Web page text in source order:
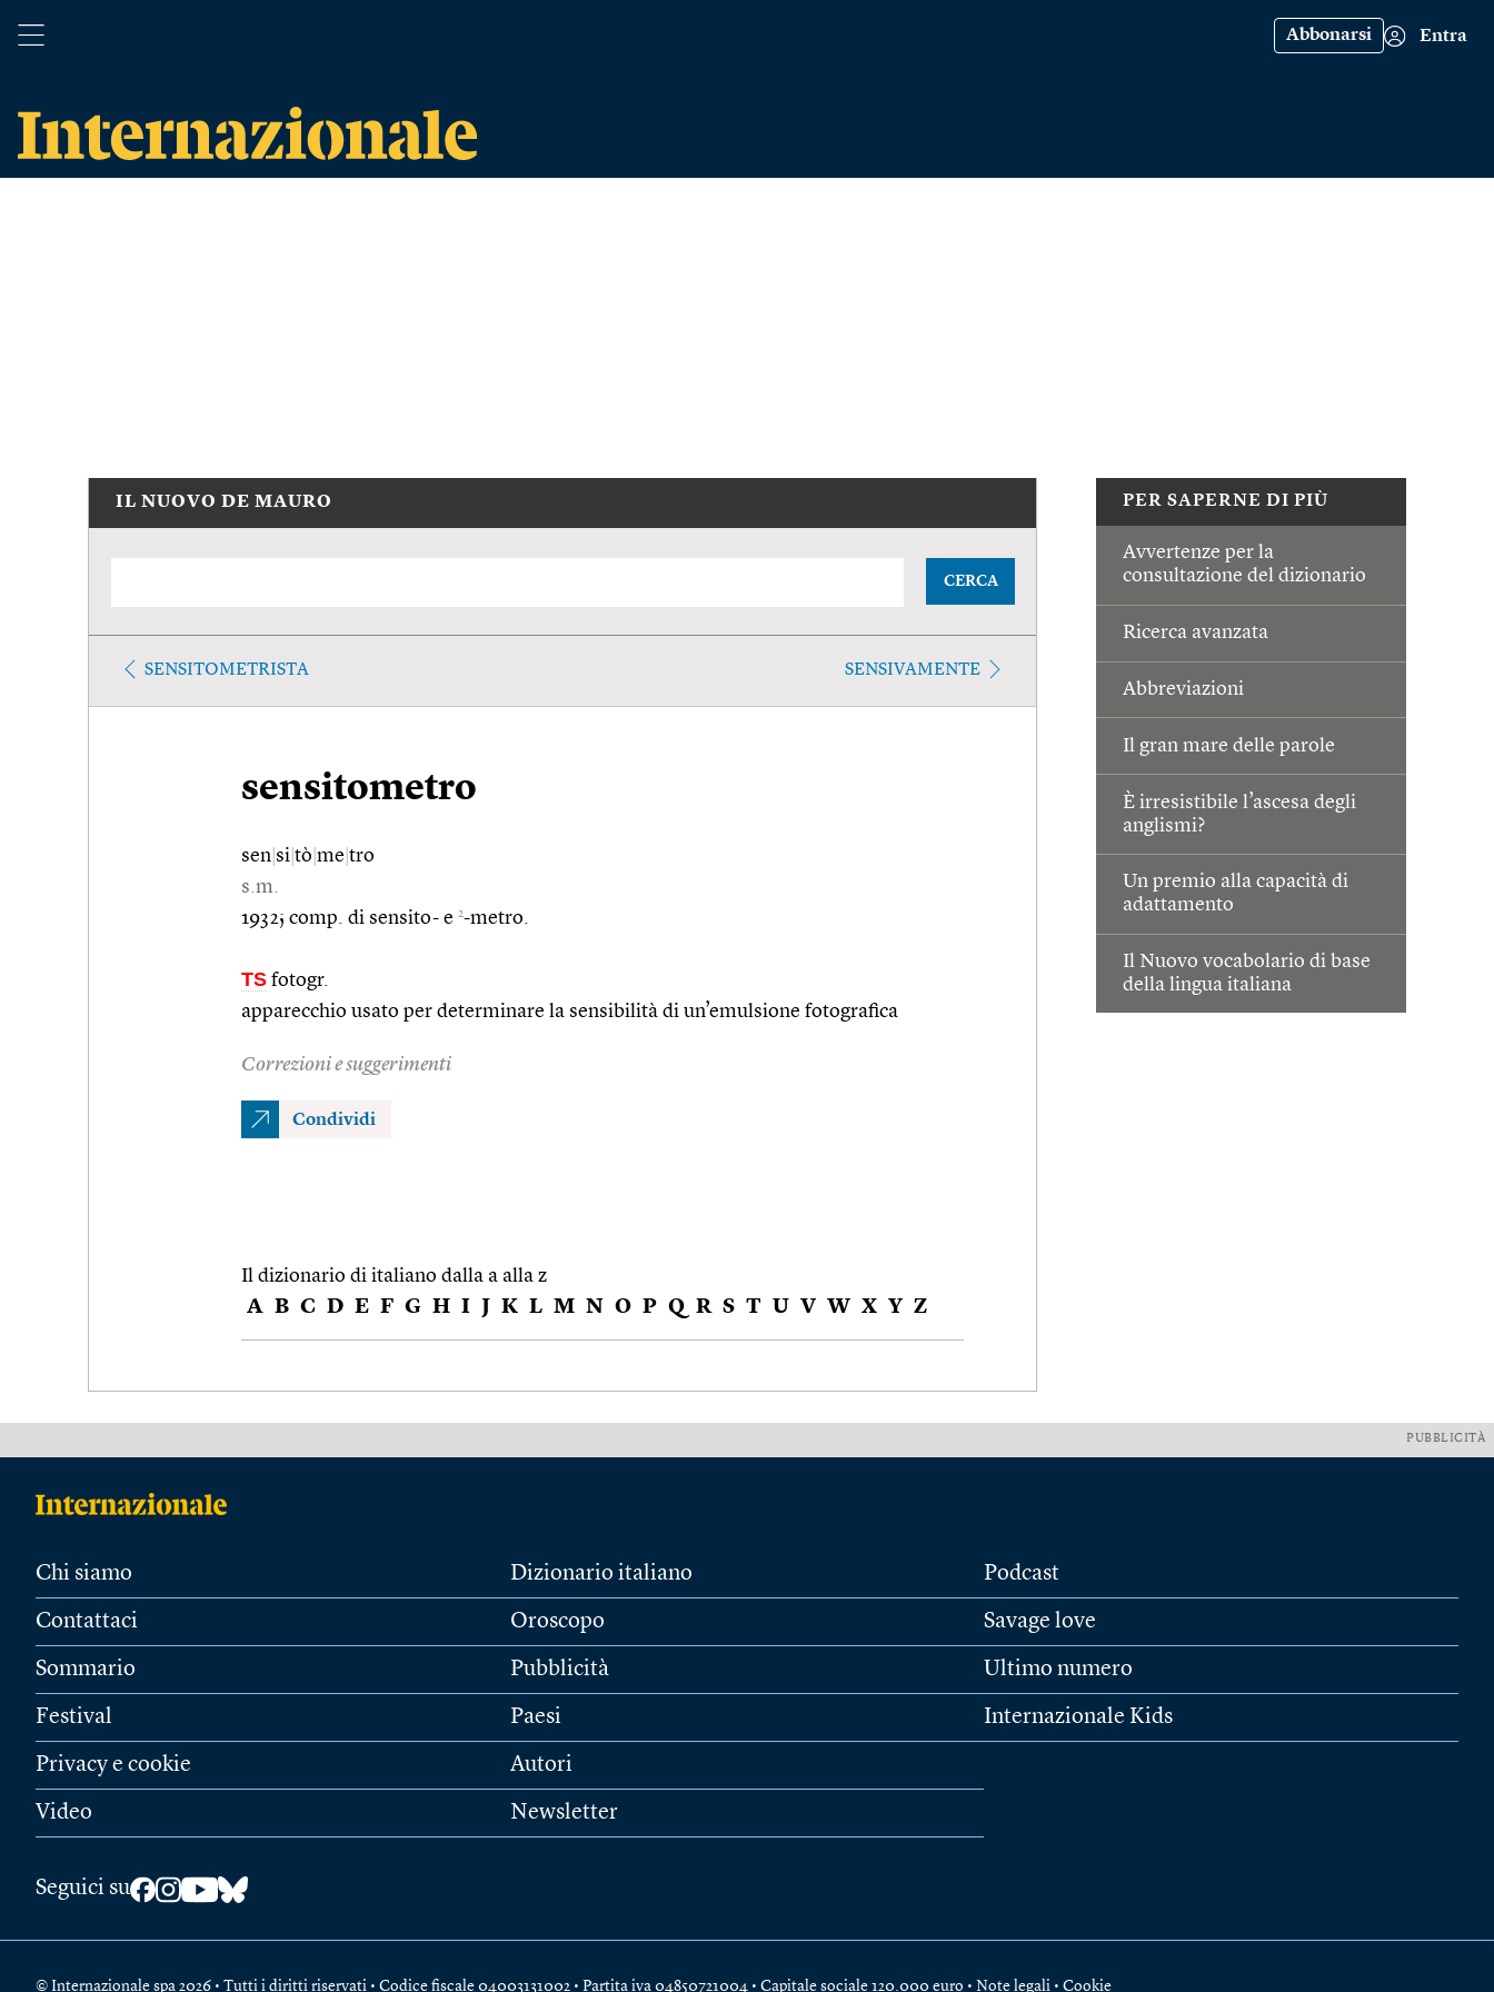
Abbonarsi Entra
PER SAPERNE DI PIÙ
Avvertenze per la
consultazione del dizionario
Ricerca avanzata
Abbreviazioni
Il gran mare delle parole
È irresistibile l’ascesa degli
anglismi?
Un premio alla capacità di
adattamento
Il Nuovo vocabolario di base
della lingua italiana
IL NUOVO DE MAURO
CERCA
SENSITOMETRISTA SENSIVAMENTE
sensitometro
sen si tò me tro
s.m.
1932; comp. di sensito- e 2-metro.
TS fotogr.
apparecchio usato per determinare la sensibilità di un’emulsione fotografica
Correzioni e suggerimenti
Condividi
Il dizionario di italiano dalla a alla z
A B C D E F G H I J K L M N O P Q R S T U V W X Y Z
PUBBLICITÀ
Chi siamo
Contattaci
Sommario
Festival
Privacy e cookie
Video
Dizionario italiano
Oroscopo
Pubblicità
Paesi
Autori
Newsletter
Podcast
Savage love
Ultimo numero
Internazionale Kids
Seguici su
© Internazionale spa 2026 • Tutti i diritti riservati • Codice fiscale 04003131002 • Partita iva 04850721004 • Capitale sociale 120.000 euro • Note legali • Cookie